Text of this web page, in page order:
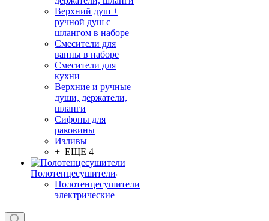
Верхний душ +
ручной душ с
шлангом в наборе
Смесители для
ванны в наборе
Смесители для
кухни
Верхние и ручные
души, держатели,
шланги
Сифоны для
раковины
Изливы
+ ЕЩЕ 4
Полотенцесушители
Полотенцесушители
электрические